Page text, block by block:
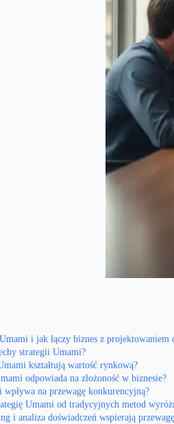
i jak łączy biznes z projektowaniem
strategii Umami?
kształtują wartość rynkową?
odpowiada na złożoność w biznesie?
wpływa na przewagę konkurencyjną?
Umami od tradycyjnych metod
i analiza doświadczeń wspierają